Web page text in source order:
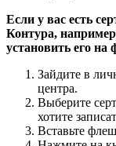
Если у вас есть
Контура,
установить его
Зайдите в
центра.
Выберите
хотите
Вставьте